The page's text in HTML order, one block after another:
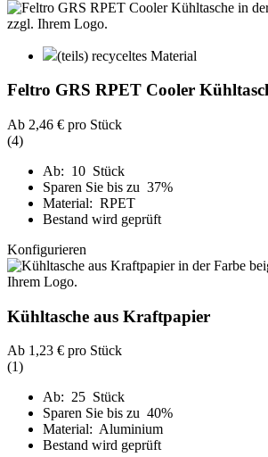
(teils) recyceltes Material
Feltro GRS RPET Cooler
Ab 2,46 € pro Stück
(4)
Ab: 10 Stück
Sparen Sie bis zu 37%
Material: RPET
Bestand wird geprüft
Konfigurieren
Kühltasche aus Kraftpapier
Ab 1,23 € pro Stück
(1)
Ab: 25 Stück
Sparen Sie bis zu 40%
Material: Aluminium
Bestand wird geprüft